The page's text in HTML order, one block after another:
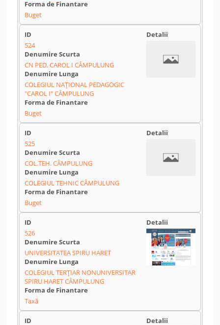
Buget
524
CN PED. CAROL I CÂMPULUNG
COLEGIUL NAȚIONAL PEDAGOGIC
"CAROL I" CÂMPULUNG
Buget
525
COL.TEH. CÂMPULUNG
COLEGIUL TEHNIC CÂMPULUNG
Buget
526
UNIVERSITATEA SPIRU HARET
COLEGIUL TERȚIAR NONUNIVERSITAR
SPIRU HARET CÂMPULUNG
Taxă